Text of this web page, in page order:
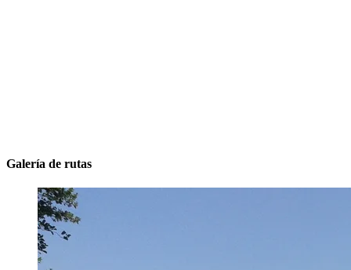
Galería de rutas